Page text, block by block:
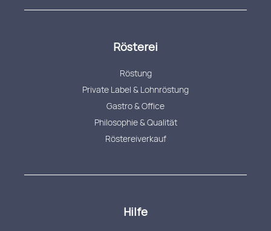
Rösterei
Röstung
Private Label & Lohnröstung
Gastro & Office
Philosophie & Qualität
Röstereiverkauf
Hilfe